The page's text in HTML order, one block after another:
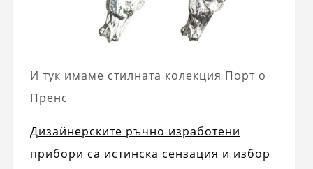
И тук имаме стилната колекция Порт о
Пренс
Дизайнерските ръчно изработени
прибори са истинска сензация и избор